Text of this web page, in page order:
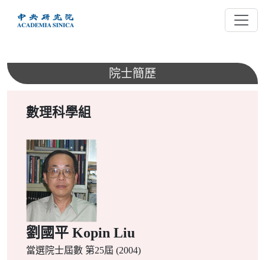
內
院士簡歷
數理科學組
劉國平 Kopin Liu
當選院士屆數 第25屆 (2004)